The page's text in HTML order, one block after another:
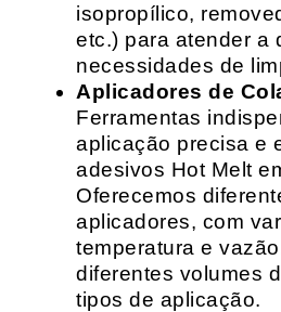
isopropílico,
etc.) para atender a
necessidades de
Aplicadores de
Ferramentas
aplicação precisa e
adesivos Hot Melt
Oferecemos
aplicadores, com
temperatura e
diferentes volumes
tipos de aplicação.